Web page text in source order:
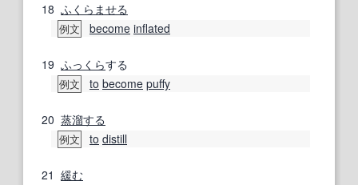
18 ふくらませる
例文 become inflated
19 ふっくらする
例文 to become puffy
20 蒸溜する
例文 to distill
21 緩む